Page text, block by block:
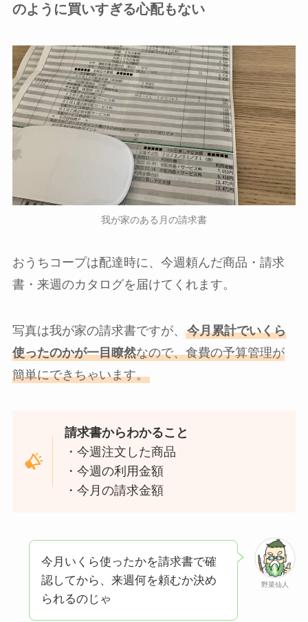
のように買いすぎる心配もない
我が家のある月の請求書
おうちコープは配達時に、今週頼んだ商品・請求
書・来週のカタログを届けてくれます。
写真は我が家の請求書ですが、 今月累計でいくら
使ったのかが一目瞭然なので、食費の予算管理が
簡単にできちゃいます。
請求書からわかること
・今週注文した商品
・今週の利用金額
・今月の請求金額
野菜仙人
今月いくら使ったかを請求書で確
認してから、来週何を頼むか決め
られるのじゃ